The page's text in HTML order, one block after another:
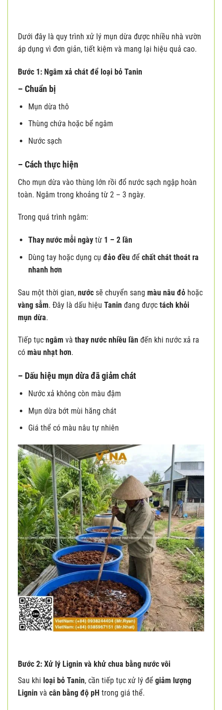
Dưới đây là quy trình xử lý mụn dừa được nhiều nhà vườn
áp dụng vì đơn giản, tiết kiệm và mang lại hiệu quả cao.
Bước 1: Ngâm xả chát để loại bỏ Tanin
– Chuẩn bị
Mụn dừa thô
Thùng chứa hoặc bể ngâm
Nước sạch
– Cách thực hiện
Cho mụn dừa vào thùng lớn rồi đổ nước sạch ngập hoàn
toàn. Ngâm trong khoảng từ 2 – 3 ngày.
Trong quá trình ngâm:
Thay nước mỗi ngàytừ1 – 2 lần
Dùng tay hoặc dụng cụ đảo đềuđể chất chát thoát ra
nhanh hơn
Sau một thời gian, nước sẽ chuyển sang màu nâu đỏ hoặc
vàng sẫm. Đây là dấu hiệu Tanin đang được tách khỏi
mụn dừa.
Tiếp tục ngâm và thay nước nhiều lần đến khi nước xả ra
có màu nhạt hơn.
– Dấu hiệu mụn dừa đã giảm chát
Nước xả không còn màu đậm
Mụn dừa bớt mùi hăng chát
Giá thể có màu nâu tự nhiên
Bước 2: Xử lý Lignin và khử chua bằng nước vôi
Sau khi loại bỏ Tanin, cần tiếp tục xử lý để giảm lượng
Lignin và cân bằng độ pH trong giá thể.